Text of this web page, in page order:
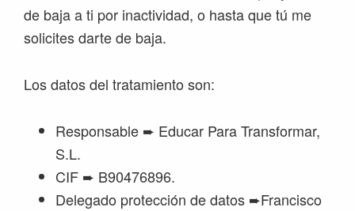
de baja a ti por inactividad, o hasta que tú me
solicites darte de baja.
Los datos del tratamiento son:
Responsable ➨ Educar Para Transformar,
S.L.
CIF ➨ B90476896.
Delegado protección de datos ➨Francisco